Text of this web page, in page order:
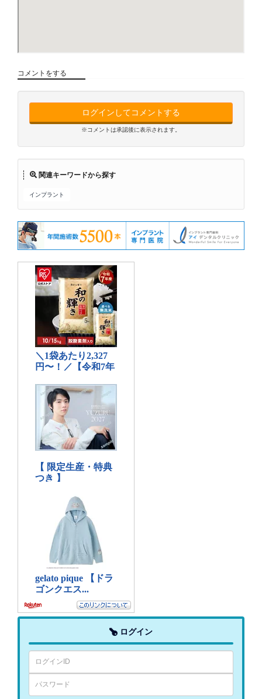
コメントをする
ログインしてコメントする
※コメントは承認後に表示されます。
関連キーワードから探す
インプラント
ログイン